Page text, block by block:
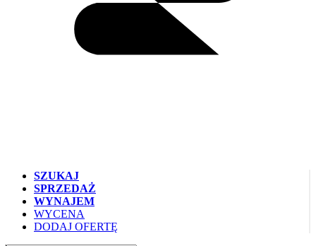
SZUKAJ
SPRZEDAŻ
WYNAJEM
WYCENA
DODAJ OFERTĘ